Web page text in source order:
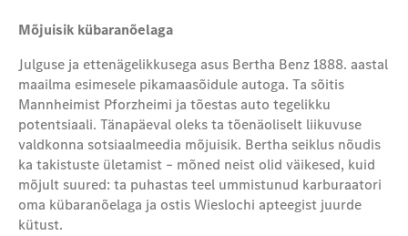
Mõjuisik kübaranõelaga
Julguse ja ettenägelikkusega asus Bertha Benz 1888. aastal
maailma esimesele pikamaasõidule autoga. Ta sõitis
Mannheimist Pforzheimi ja tõestas auto tegelikku
potentsiaali. Tänapäeval oleks ta tõenäoliselt liikuvuse
valdkonna sotsiaalmeedia mõjuisik. Bertha seiklus nõudis
ka takistuste ületamist – mõned neist olid väikesed, kuid
mõjult suured: ta puhastas teel ummistunud karburaatori
oma kübaranõelaga ja ostis Wieslochi apteegist juurde
kütust.